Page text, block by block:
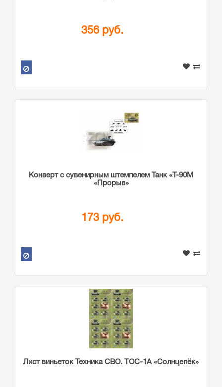
356 руб.
Конверт с сувенирным штемпелем Танк «Т-90М
«Прорыв»
173 руб.
Лист виньеток Техника СВО. ТОС-1А «Солнцепёк»